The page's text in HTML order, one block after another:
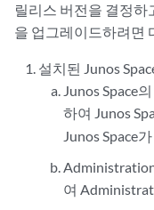
릴리스 버전을 결정하
을 업그레이드하려면
설치된 Junos
Junos Space
하여 Junos
Junos Space
여